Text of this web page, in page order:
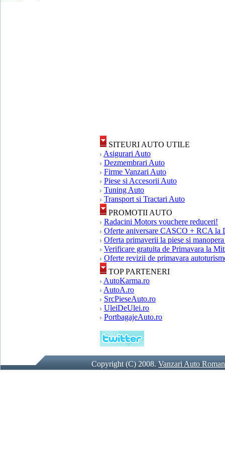
SITEURI AUTO UTILE
Asigurari Auto
Dezmembrari Auto
Firme Vanzari Auto
Piese si Accesorii Auto
Tuning Auto
Transport si Tractari Auto
PROMOTII AUTO
Radacini Motors vouchere reduceri!
Oferte aniversare CASCO + RCA la
Oferta primaverii la piese si
Verificare gratuita de Primavara la
Oferte revizii de primavara
TOP PARTENERI
AutoKarma.ro
AutoA.ro
SrcPieseAuto.ro
UleiDeUlei.ro
PortbagajeAuto.ro
Copyright (C) 2008.Vanzari Auto